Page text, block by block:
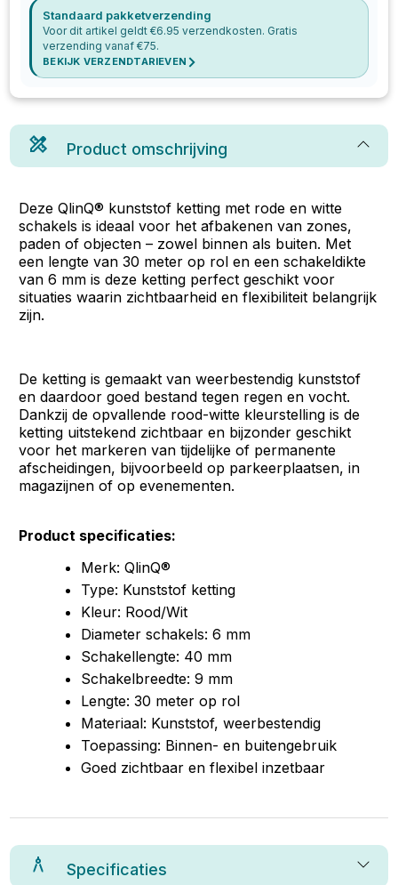
Standaard pakketverzending
Voor dit artikel geldt €6.95 verzendkosten. Gratis
verzending vanaf €75.
BEKIJK VERZENDTARIEVEN
Product omschrijving
Deze QlinQ® kunststof ketting met rode en witte
schakels is ideaal voor het afbakenen van zones,
paden of objecten – zowel binnen als buiten. Met
een lengte van 30 meter op rol en een schakeldikte
van 6 mm is deze ketting perfect geschikt voor
situaties waarin zichtbaarheid en flexibiliteit belangrijk
zijn.
De ketting is gemaakt van weerbestendig kunststof
en daardoor goed bestand tegen regen en vocht.
Dankzij de opvallende rood-witte kleurstelling is de
ketting uitstekend zichtbaar en bijzonder geschikt
voor het markeren van tijdelijke of permanente
afscheidingen, bijvoorbeeld op parkeerplaatsen, in
magazijnen of op evenementen.
Product specificaties:
Merk: QlinQ®
Type: Kunststof ketting
Kleur: Rood/Wit
Diameter schakels: 6 mm
Schakellengte: 40 mm
Schakelbreedte: 9 mm
Lengte: 30 meter op rol
Materiaal: Kunststof, weerbestendig
Toepassing: Binnen- en buitengebruik
Goed zichtbaar en flexibel inzetbaar
Specificaties